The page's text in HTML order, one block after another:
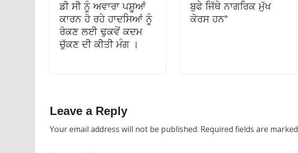
ਡੀ ਸੀ ਨੂੰ ਅਵਾਰਾ ਪਸ਼ੂਆਂ
ਕਾਰਨ ਹੋ ਰਹੇ ਹਾਦਸਿਆਂ ਨੂੰ
ਰੋਕਣ ਲਈ ਢੁਕਵੇਂ ਕਦਮ
ਚੁੱਕਣ ਦੀ ਕੀਤੀ ਮੰਗ ।
ਬੁਫੇ ਜਿੱਥੇ ਨਾਗਰਿਕ ਮੁੱਖ
ਕੋਰਸ ਹਨ”
Leave a Reply
Your email address will not be published. Required fields are marked